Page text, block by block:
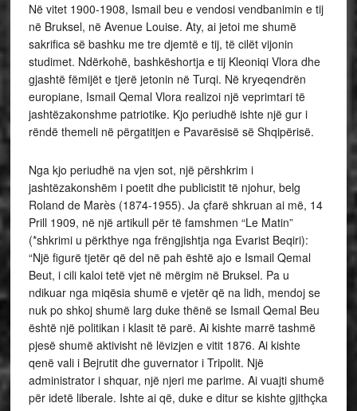
Në vitet 1900-1908, Ismail beu e vendosi vendbanimin e tij
në Bruksel, në Avenue Louise. Aty, ai jetoi me shumë
sakrifica së bashku me tre djemtë e tij, të cilët vijonin
studimet. Ndërkohë, bashkëshortja e tij Kleoniqi Vlora dhe
gjashtë fëmijët e tjerë jetonin në Turqi. Në kryeqendrën
europiane, Ismail Qemal Vlora realizoi një veprimtari të
jashtëzakonshme patriotike. Kjo periudhë ishte një gur i
rëndë themeli në përgatitjen e Pavarësisë së Shqipërisë.
Nga kjo periudhë na vjen sot, një përshkrim i
jashtëzakonshëm i poetit dhe publicistit të njohur, belg
Roland de Marès (1874-1955). Ja çfarë shkruan ai më, 14
Prill 1909, në një artikull për të famshmen “Le Matin”
(*shkrimi u përkthye nga frëngjishtja nga Evarist Beqiri):
“Një figurë tjetër që del në pah është ajo e Ismail Qemal
Beut, i cili kaloi tetë vjet në mërgim në Bruksel. Pa u
ndikuar nga miqësia shumë e vjetër që na lidh, mendoj se
nuk po shkoj shumë larg duke thënë se Ismail Qemal Beu
është një politikan i klasit të parë. Ai kishte marrë tashmë
pjesë shumë aktivisht në lëvizjen e vitit 1876. Ai kishte
qenë vali i Bejrutit dhe guvernator i Tripolit. Një
administrator i shquar, një njeri me parime. Ai vuajti shumë
për idetë liberale. Ishte ai që, duke e ditur se kishte gjithçka